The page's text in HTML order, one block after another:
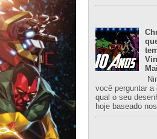
você perguntar a
qual o seu
hoje baseado